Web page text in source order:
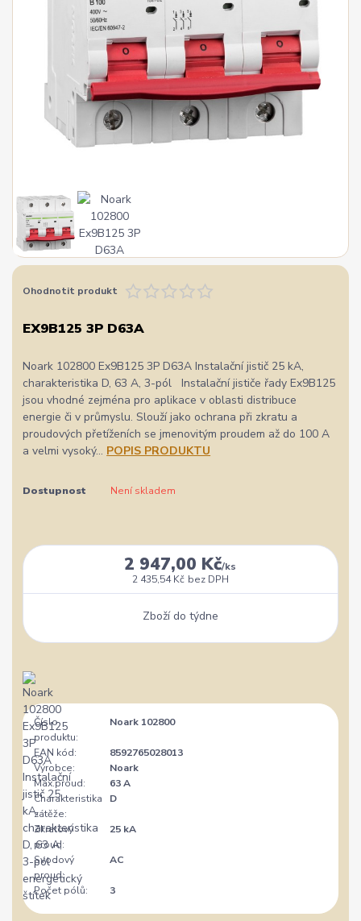
Ohodnotit produkt
EX9B125 3P D63A
Noark 102800 Ex9B125 3P D63A Instalační jistič 25 kA,
charakteristika D, 63 A, 3-pól Instalační jističe řady Ex9B125
jsou vhodné zejména pro aplikace v oblasti distribuce
energie či v průmyslu. Slouží jako ochrana při zkratu a
proudových přetíženích se jmenovitým proudem až do 100 A
a velmi vysoký... POPIS PRODUKTU
Dostupnost Není skladem
2 947,00 Kč/ks
2 435,54 Kč bez DPH
Zboží do týdne
Číslo
produktu:
Noark 102800
EAN kód:
8592765028013
Výrobce:
Noark
Max.proud:
63 A
Charakteristika
zátěže:
D
Zkratový
proud:
25 kA
Svodový
proud:
AC
Počet pólů: 3